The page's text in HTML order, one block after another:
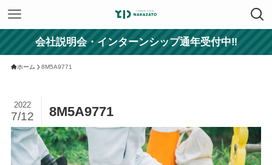
会社説明会・インターンシップ通年受付中‼
ホーム 8M5A9771
8M5A9771
2022
7/12